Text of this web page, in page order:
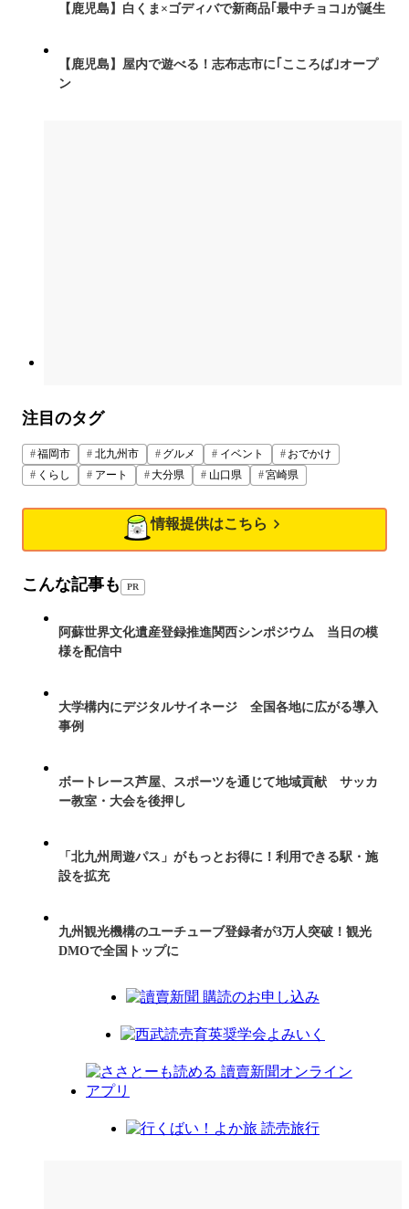
【鹿児島】白くま×ゴディバで新商品｢最中チョコ｣が誕生
【鹿児島】屋内で遊べる！志布志市に｢こころば｣オープ
ン
注目のタグ
福岡市 北九州市 グルメ イベント
おでかけ
くらし
アート 大分県 山口県 宮崎県
情報提供はこちら
こんな記事も PR
阿蘇世界文化遺産登録推進関西シンポジウム 当日の模
様を配信中
大学構内にデジタルサイネージ 全国各地に広がる導入
事例
ボートレース芦屋、スポーツを通じて地域貢献 サッカ
ー教室・大会を後押し
「北九州周遊パス」がもっとお得に！利用できる駅・施
設を拡充
九州観光機構のユーチューブ登録者が3万人突破！観光
DMOで全国トップに